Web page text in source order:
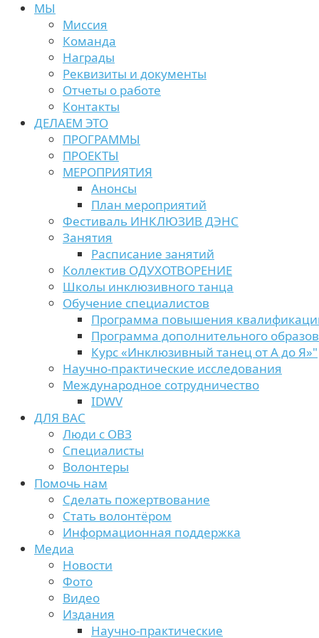
МЫ
Миссия
Команда
Награды
Реквизиты и документы
Отчеты о работе
Контакты
ДЕЛАЕМ ЭТО
ПРОГРАММЫ
ПРОЕКТЫ
МЕРОПРИЯТИЯ
Анонсы
План мероприятий
Фестиваль ИНКЛЮЗИВ ДЭНС
Занятия
Расписание занятий
Коллектив ОДУХОТВОРЕНИЕ
Школы инклюзивного танца
Обучение специалистов
Программа повышения
Программа дополнительного
Курс «Инклюзивный танец от А до Я»"
Научно-практические исследования
Международное сотрудничество
IDWV
ДЛЯ ВАС
Люди с ОВЗ
Специалисты
Волонтеры
Помочь нам
Сделать пожертвование
Стать волонтёром
Информационная поддержка
Медиа
Новости
Фото
Видео
Издания
Научно-практические